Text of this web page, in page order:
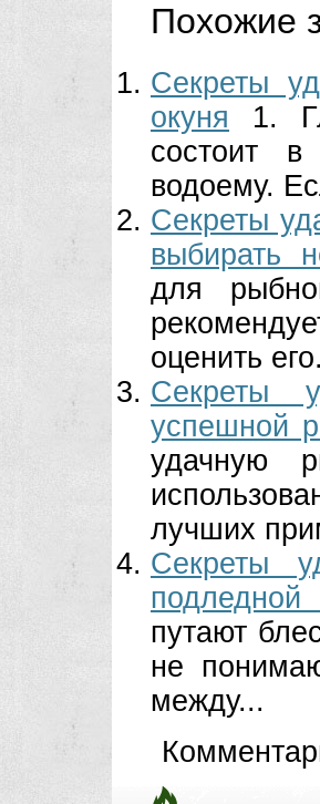
Похожие
Секреты
окуня
1.
состоит
водоему.
Секреты
выбирать
для
оценить
Секреты
успешной
удачную
лучших
Секреты
путают
не
между...